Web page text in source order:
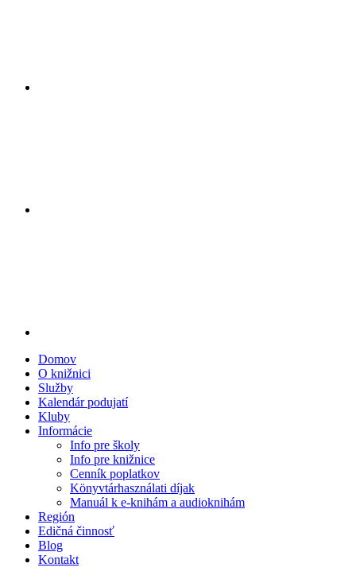
Domov
O knižnici
Služby
Kalendár podujatí
Kluby
Informácie
Info pre školy
Info pre knižnice
Cenník poplatkov
Könyvtárhasználati díjak
Manuál k e-knihám a audioknihám
Región
Edičná činnosť
Blog
Kontakt